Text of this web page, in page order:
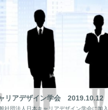
リアデザイン学会 2019.10.12